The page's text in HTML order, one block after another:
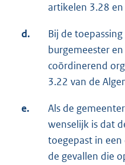
artikelen 3.28
d.
Bij de
burgemeester
coördinerend
3.22 van de
e.
Als de
wenselijk is dat
toegepast in
de gevallen die